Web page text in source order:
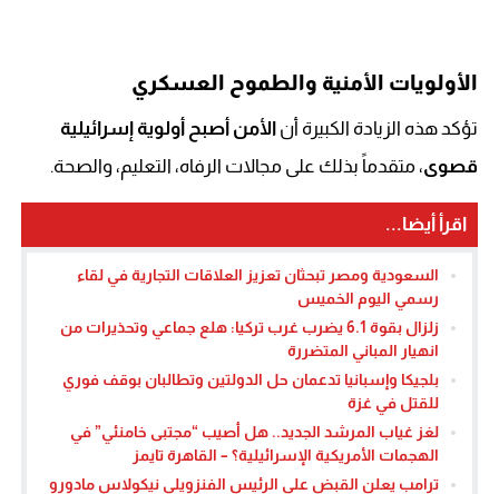
الأولويات الأمنية والطموح العسكري
تؤكد هذه الزيادة الكبيرة أن الأمن أصبح أولوية إسرائيلية
قصوى، متقدماً بذلك على مجالات الرفاه، التعليم، والصحة.
اقرأ أيضا...
السعودية ومصر تبحثان تعزيز العلاقات التجارية في لقاء
رسمي اليوم الخميس
زلزال بقوة 6.1 يضرب غرب تركيا: هلع جماعي وتحذيرات من
انهيار المباني المتضررة
بلجيكا وإسبانيا تدعمان حل الدولتين وتطالبان بوقف فوري
للقتل في غزة
لغز غياب المرشد الجديد.. هل أصيب “مجتبى خامنئي” في
الهجمات الأمريكية الإسرائيلية؟ – القاهرة تايمز
ترامب يعلن القبض على الرئيس الفنزويلي نيكولاس مادورو